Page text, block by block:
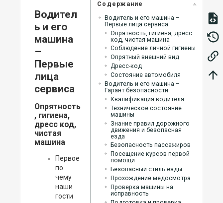
Содержание
Водитель и его машина –
Первые лица сервиса
Опрятность, гигиена, дресс
код, чистая машина
Соблюдение личной гигиены
Опрятный внешний вид
Дресс-код
Состояние автомобиля
Водитель и его машина –
Гарант безопасности
Квалификация водителя
Техническое состояние
машины
Знание правил дорожного
движения и безопасная
езда
Безопасность пассажиров
Посещение курсов первой
помощи
Безопасный стиль езды
Прохождение медосмотра
Проверка машины на
исправность
Водител
ь и его
машина
–
Первые
лица
сервиса
Опрятность
, гигиена,
дресс код,
чистая
машина
Первое
по
чему
наши
гости